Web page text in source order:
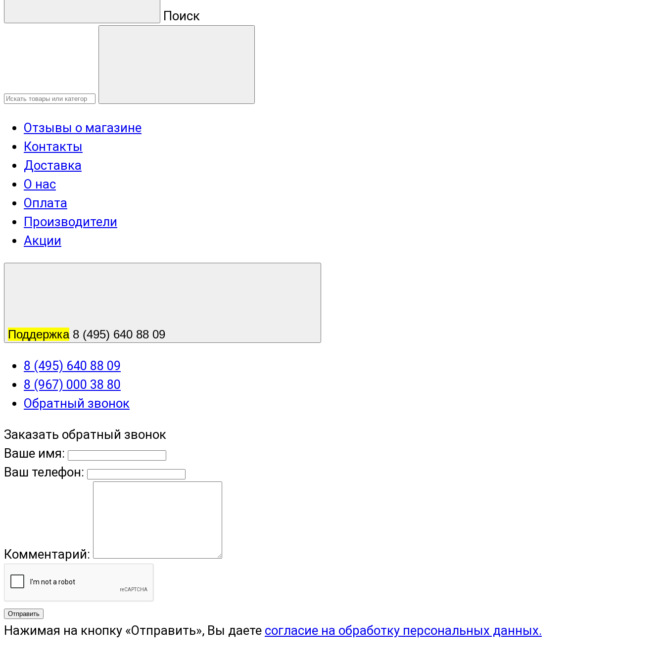
Поиск
Отзывы о магазине
Контакты
Доставка
О нас
Оплата
Производители
Акции
Поддержка8 (495) 640 88 09
8 (495) 640 88 09
8 (967) 000 38 80
Обратный звонок
Заказать обратный звонок
Ваше имя:
Ваш телефон:
Комментарий:
Отправить
Нажимая на кнопку «Отправить», Вы даете согласие на обработку персональных данных.